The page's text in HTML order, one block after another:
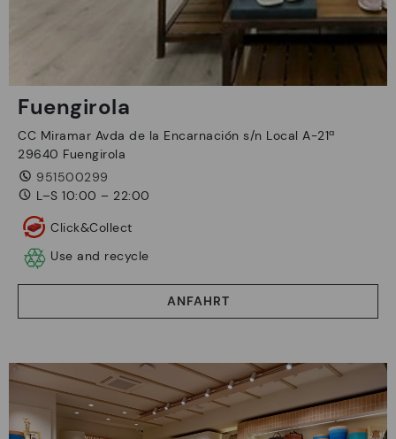
Fuengirola
CC Miramar Avda de la Encarnación s/n Local A-21ª
29640 Fuengirola
951500299
L–S 10:00 – 22:00
Click&Collect
Use and recycle
ANFAHRT